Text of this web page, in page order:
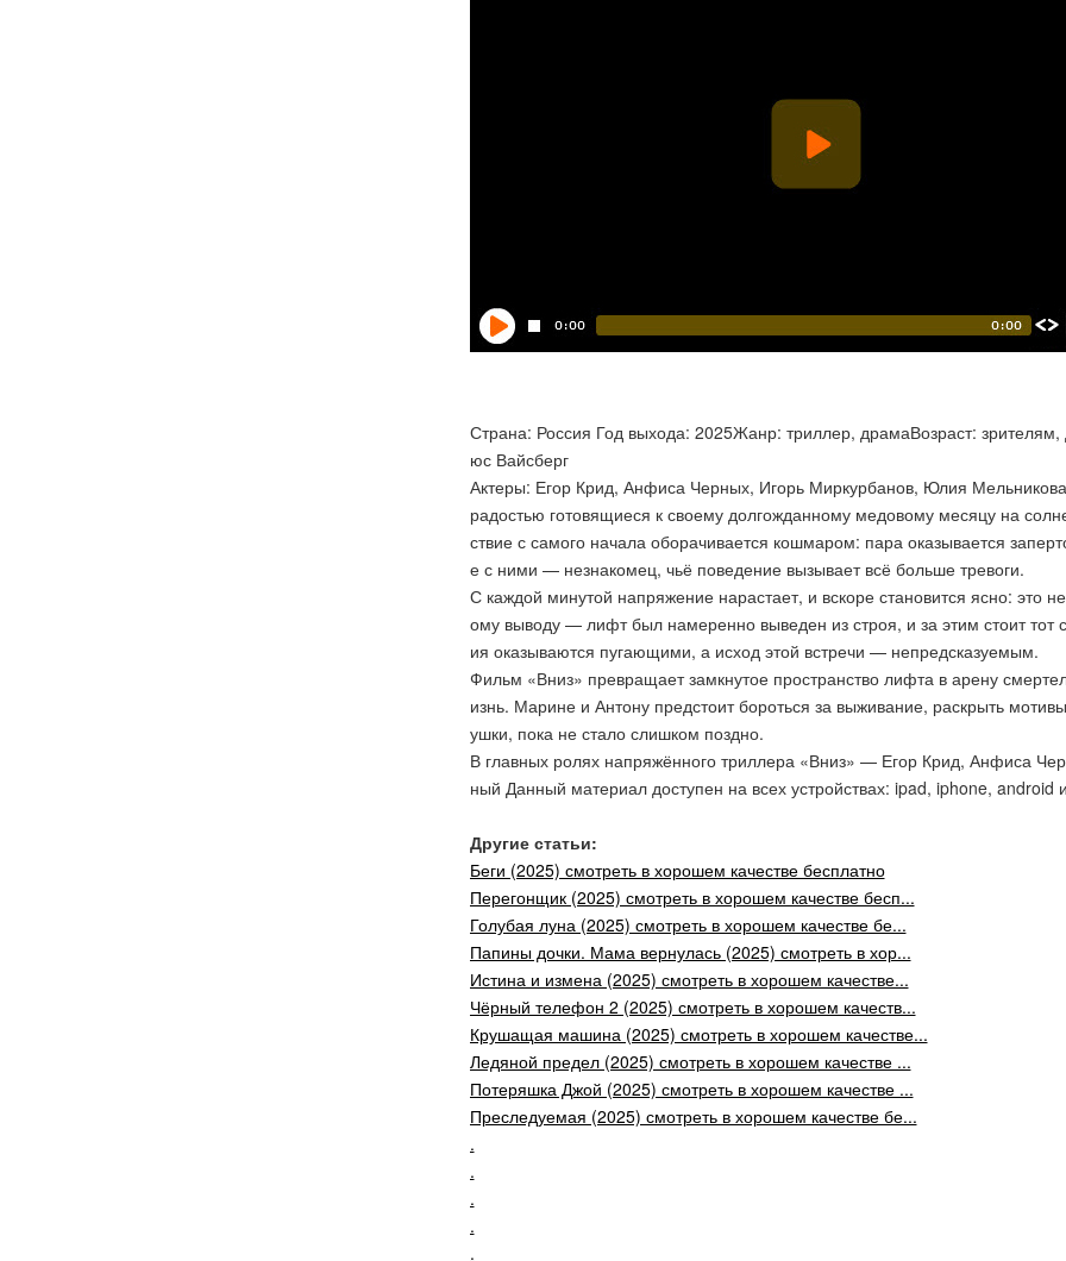
Страна: Россия Год выхода: 2025Жанр: триллер, драмаВозраст:
юс Вайсберг
Актеры: Егор Крид, Анфиса Черных, Игорь Миркурбанов, Юлия
радостью готовящиеся к своему долгожданному медовому месяцу на
ствие с самого начала оборачивается кошмаром: пара оказывается
е с ними — незнакомец, чьё поведение вызывает всё больше тревоги.
С каждой минутой напряжение нарастает, и вскоре становится ясно: это
ому выводу — лифт был намеренно выведен из строя, и за этим стоит тот
ия оказываются пугающими, а исход этой встречи — непредсказуемым.
Фильм «Вниз» превращает замкнутое пространство лифта в арену
изнь. Марине и Антону предстоит бороться за выживание, раскрыть
ушки, пока не стало слишком поздно.
В главных ролях напряжённого триллера «Вниз» — Егор Крид, Анфиса
ный Данный материал доступен на всех устройствах: ipad, iphone, android
Другие статьи:
Беги (2025) смотреть в хорошем качестве бесплатно
Перегонщик (2025) смотреть в хорошем качестве бесп...
Голубая луна (2025) смотреть в хорошем качестве бе...
Папины дочки. Мама вернулась (2025) смотреть в хор...
Истина и измена (2025) смотреть в хорошем качестве...
Чёрный телефон 2 (2025) смотреть в хорошем качеств...
Крушащая машина (2025) смотреть в хорошем качестве...
Ледяной предел (2025) смотреть в хорошем качестве ...
Потеряшка Джой (2025) смотреть в хорошем качестве ...
Преследуемая (2025) смотреть в хорошем качестве бе...
.
.
.
.
.